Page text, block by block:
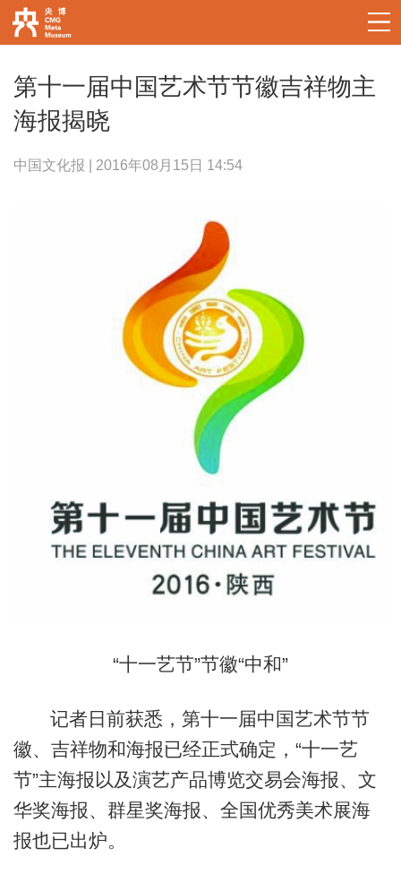
第十一届中国艺术节节徽吉祥物主
海报揭晓
中国文化报 | 2016年08月15日 14:54
“十一艺节”节徽“中和”
记者日前获悉，第十一届中国艺术节节
徽、吉祥物和海报已经正式确定，“十一艺
节”主海报以及演艺产品博览交易会海报、文
华奖海报、群星奖海报、全国优秀美术展海
报也已出炉。